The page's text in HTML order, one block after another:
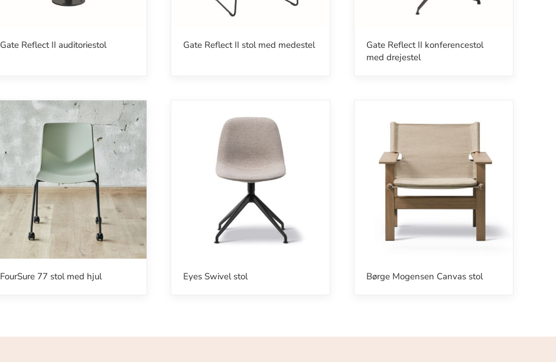
Gate Reflect II auditoriestol Gate Reflect II stol med medestel
Gate Reflect II konferencestol
med drejestel
FourSure 77 stol med hjul Eyes Swivel stol Børge Mogensen Canvas stol